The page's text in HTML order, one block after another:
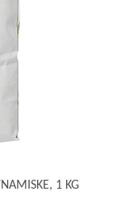
1 KG